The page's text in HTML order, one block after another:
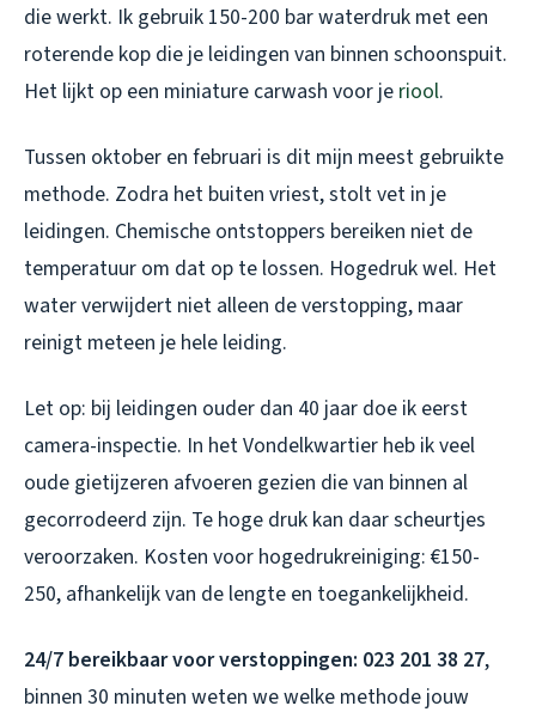
die werkt. Ik gebruik 150-200 bar waterdruk met een
roterende kop die je leidingen van binnen schoonspuit.
Het lijkt op een miniature carwash voor je riool.
Tussen oktober en februari is dit mijn meest gebruikte
methode. Zodra het buiten vriest, stolt vet in je
leidingen. Chemische ontstoppers bereiken niet de
temperatuur om dat op te lossen. Hogedruk wel. Het
water verwijdert niet alleen de verstopping, maar
reinigt meteen je hele leiding.
Let op: bij leidingen ouder dan 40 jaar doe ik eerst
camera-inspectie. In het Vondelkwartier heb ik veel
oude gietijzeren afvoeren gezien die van binnen al
gecorrodeerd zijn. Te hoge druk kan daar scheurtjes
veroorzaken. Kosten voor hogedrukreiniging: €150-
250, afhankelijk van de lengte en toegankelijkheid.
24/7 bereikbaar voor verstoppingen: 023 201 38 27,
binnen 30 minuten weten we welke methode jouw